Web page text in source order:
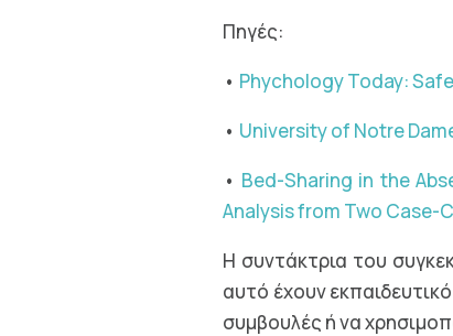
Πηγές:
• Phychology Today:
• University of Notre
• Bed-Sharing in the
Analysis from Two Case-
Η συντάκτρια του
αυτό έχουν
συμβουλές ή να